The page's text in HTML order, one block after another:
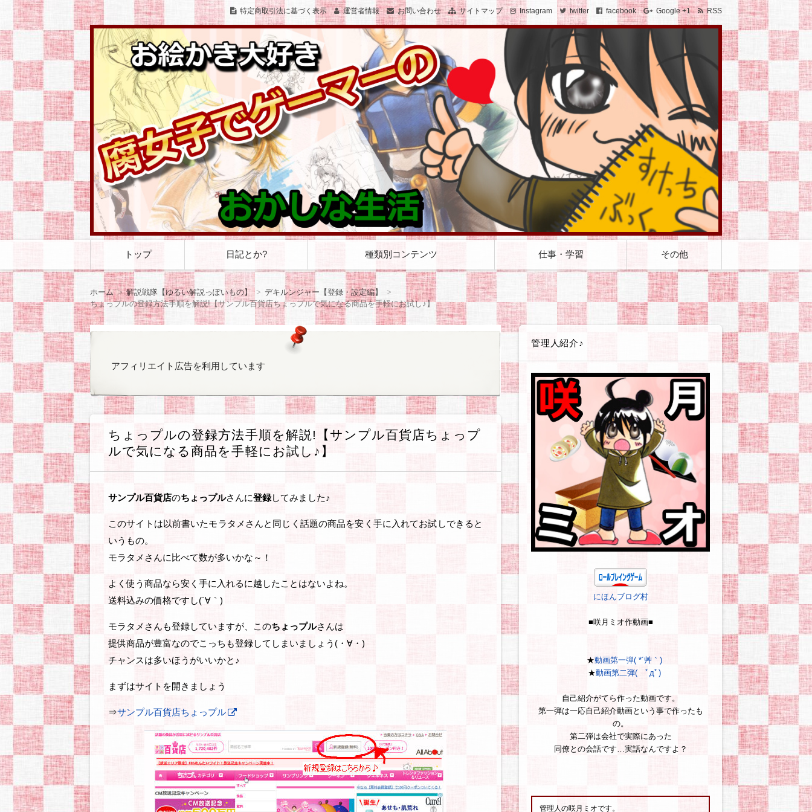
特定商取引法に基づく表示 運営者情報 お問い合わせ サイトマップ Instagram twitter facebook Google +1 RSS
お絵かき大好き 腐女子でゲーマーのおかしな生活
お絵かきとゲームをこよなく愛する腐女子のおかしな生活を絵と文で綴ります
ン
ツ
へ
トップ 日記とか?
観察日記 観察日記【咲月さんち】
観察日記【世間様の様子】
観察日記【ゲーム・遊び】
観察日記【ダイエット編】
観察日記【美容編】
観察日記【健康編】
観察日記【絵日記】
観察日記【職場のゆかいな同僚たち】
ラノベやコミックの感想等
ゲームのプレイ日記や感想等
オカンと乳がん
気になったもの
ぽっちゃりファッション
お知らせ
種類別コンテンツ
体験戦記各種 体験戦記アイヨウダー【愛用食材・小物】
体験戦記アソンダー【ゲーム・遊び】
体験戦記エヲカイター【お絵かき編】
体験戦記オシリダイジ【便秘・痔】
体験戦記カタヅケター【掃除・片付け編】
体験戦記カッタッター【お買い物編】
体験戦記ケンコウダイイチ【美容・健康】
体験戦記シッパイダー【失敗談等】
体験戦記ゼッショクダー【プチ絶食生活】
体験戦記タノシンダー【行事やイベント編】
体験戦記タベッター【食べ物編】
体験戦記タメシター【お試し編】
体験戦記タメシター【対策・改善】
体験戦記タイヘンジャー【非常時・防災対策】
体験戦記ダイエッター【オートミール編】
体験戦記ダイエッター【ゆるい糖質カット】
体験戦記ダイエッター【人間になりたい編】
体験戦記ダイエッター【低GIチャレンジ】
体験戦記【料理ネタ】
体験戦記ドウガー【動画作成】
体験戦記ノンダー【飲み物編】
体験戦記ノウゼイジャー【ふるさと納税】
体験戦記ヒッコシター【引越し編】
体験戦記料理編 体験戦記ツクッター【その他】
体験戦記ツクッター【リュウジ】
体験戦記ツクッター【りなてぃ】
体験戦記ツクッター【山本ゆり】
解説戦記各種 解説戦隊アソブンジャー【趣味・遊び編】
解説戦隊イキイキジャー【美容・健康編】
解説戦隊イベンター【イベント情報】
解説戦隊エヲカイター【お絵かき編】
解説戦隊カスタマイジャー【カスタマイズ編】
解説戦隊シラベッター【その他疑問】
解説戦隊ツカイカター【使い方編】
解説戦隊タベルンジャー【食べ物編】
解説戦隊デキルンジャー【登録・設定編】
解説戦隊ワカルンジャー【用語編】
解説戦隊ノムンジャー【飲み物編】
企業・お店 企業・お店ーおおむぎ工房
企業・お店ーニトリ
企業・お店ーモラタメ
企業・お店ーユニクロ
企業・お店ーリュリュモール
企業・お店－BASEFOOD
企業・お店－コンビニ各社
企業・お店－シャトレーゼ
企業・お店－タマチャンショップ
企業・お店－ヤフーショッピング
企業・お店－楽天市場
読書感想 読書感想【本に関する情報やお話】
読書感想【その他の本】
読書感想【ライトノベル】
読書感想【コミック】
読書感想【恋愛要素薄めか皆無】
読書感想【現代社会風恋愛もの】
読書感想【異世界転生・転移・召喚】
読書感想【貴族・外国風恋愛もの】
読書感想【BL/女性向/男×男注意
仕事・学習
アフィリエイト講座
WordPress(ワードプレス)
テーマ・テンプレート
SIRIUS(シリウス)関連
BANNERPLUS(バナープラス)関連
無料ブログ
ASP・広告
ウェブサービス・店舗・企業
ソフト・ツール
お得情報やお小遣い稼ぎとか
その他
サイトマップ
プライバシーポリシー
ホーム
解説戦隊【ゆるい解説っぽいもの】
デキルンジャー【登録・設定編】
ちょっプルの登録方法手順を解説!【サンプル百貨店ちょっプルで気になる商品を手軽にお試し♪】
アフィリエイト広告を利用しています
ちょっプルの登録方法手順を解説!【サンプル百貨店ちょっプ
ルで気になる商品を手軽にお試し♪】
サンプル百貨店のちょっプルさんに登録してみました♪
このサイトは以前書いたモラタメさんと同じく話題の商品を安く手に入れてお試しできると
いうもの。
モラタメさんに比べて数が多いかな～！
よく使う商品なら安く手に入れるに越したことはないよね。
送料込みの価格ですし(´∀｀)
モラタメさんも登録していますが、このちょっプルさんは
提供商品が豊富なのでこっちも登録してしまいましょう(・∀・)
チャンスは多いほうがいいかと♪
まずはサイトを開きましょう
⇒サンプル百貨店ちょっプル
管理人紹介♪
にほんブログ村
■咲月ミオ作動画■
★動画第一弾( *´艸｀)
★動画第二弾( ﾟдﾟ)
自己紹介がてら作った動画です。
第一弾は一応自己紹介動画という事で作ったも
の。
第二弾は会社で実際にあった
同僚との会話です…実話なんですよ？
管理人の咲月ミオです。